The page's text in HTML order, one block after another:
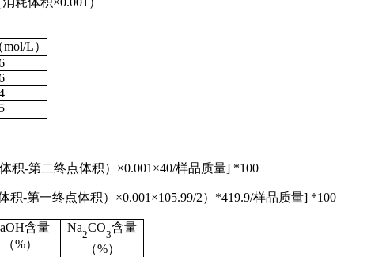
L）
积-第二终点体积）×0.001×40/样品质量] *100
-第一终点体积）×0.001×105.99/2）*419.9/样品质量] *100
含量
（%）
Na
2
CO
3
含量
（%）